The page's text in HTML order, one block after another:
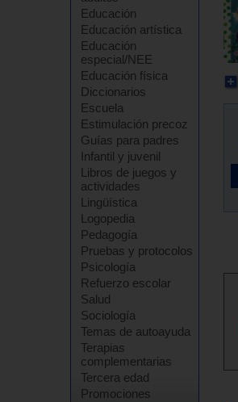
Educación
Educación artística
Educación
especial/NEE
Educación física
Diccionarios
Escuela
Estimulación precoz
Guías para padres
Infantil y juvenil
Libros de juegos y
actividades
Lingüística
Logopedia
Pedagogía
Pruebas y protocolos
Psicología
Refuerzo escolar
Salud
Sociología
Temas de autoayuda
Terapias
complementarias
Tercera edad
Promociones